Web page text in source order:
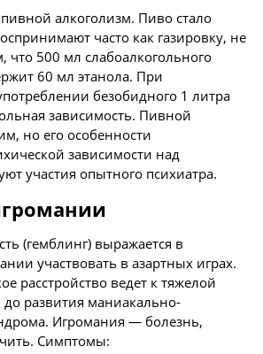
алкоголизм. Пиво стало
часто как газировку, не
что 500 мл слабоалкогольного
60 мл этанола. При
безобидного 1 литра
зависимость. Пивной
но его особенности
зависимости над
участия опытного психиатра.
(гемблинг) выражается в
участвовать в азартных играх.
расстройство ведет к тяжелой
до развития маниакально-
Игромания — болезнь,
Симптомы: